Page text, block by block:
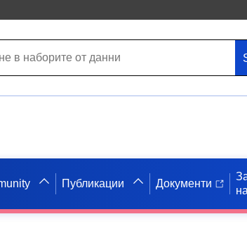
Публикации Документи